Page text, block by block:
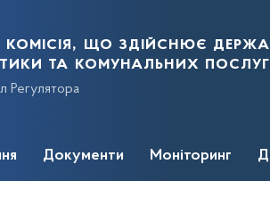
що здійснює
та комунальних послуг
Регулятора
Документи Моніторинг